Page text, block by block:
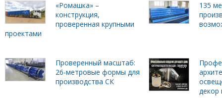
«Ромашка» –
конструкция,
проверенная крупными
проектами
135
Проверенный масштаб:
26-метровые формы для
производства СК
декор